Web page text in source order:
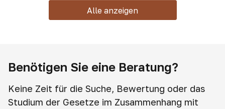
Alle anzeigen
Benötigen Sie eine Beratung?
Keine Zeit für die Suche, Bewertung oder das
Studium der Gesetze im Zusammenhang mit